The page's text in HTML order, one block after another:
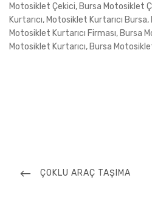
Motosiklet Çekici, Bursa Motosiklet
Kurtarıcı, Motosiklet Kurtarıcı
Motosiklet Kurtarıcı Firması, Bursa
Motosiklet Kurtarıcı, Bursa
gezinmesi
PREVIOUS
ÇOKLU ARAÇ TAŞIMA